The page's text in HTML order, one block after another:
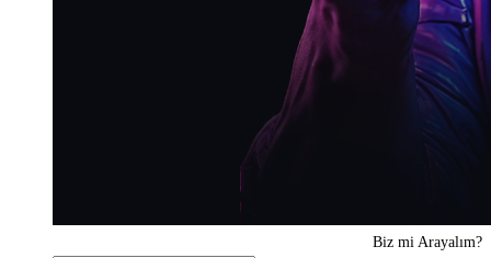
Biz mi Arayalım?